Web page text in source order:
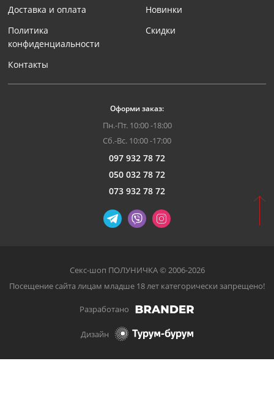
Доставка и оплата
Политика
конфиденциальности
Контакты
Новинки
Скидки
Оформи заказ:
Пн.-Пт. 10:00 -18:00
Сб.-Вс. 10:00 -17:00
097 932 78 72
050 032 78 72
073 932 78 72
Секс-шоп ПОЛУНИЧКА © 2006-2026
Посещение сайта лицам младше 18 лет категорически запрещено!
Разработано
Дизайн